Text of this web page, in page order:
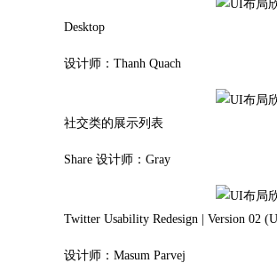
Desktop
设计师：Thanh Quach
社交类的展示列表
Share 设计师：Gray
Twitter Usability Redesign | Version 02
设计师：Masum Parvej